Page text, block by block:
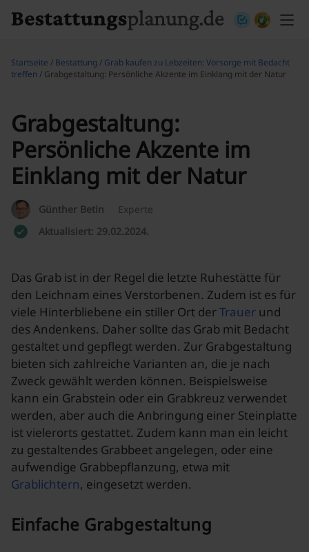
Startseite / Bestattung / Grab kaufen zu Lebzeiten: Vorsorge mit Bedacht
treffen / Grabgestaltung: Persönliche Akzente im Einklang mit der Natur
Grabgestaltung:
Persönliche Akzente im
Einklang mit der Natur
Günther Betin
Experte
Aktualisiert: 29.02.2024.
Das Grab ist in der Regel die letzte Ruhestätte für
den Leichnam eines Verstorbenen. Zudem ist es für
viele Hinterbliebene ein stiller Ort derTrauer und
des Andenkens. Daher sollte das Grab mit Bedacht
gestaltet und gepflegt werden. Zur Grabgestaltung
bieten sich zahlreiche Varianten an, die je nach
Zweck gewählt werden können. Beispielsweise
kann ein Grabstein oder ein Grabkreuz verwendet
werden, aber auch die Anbringung einer Steinplatte
ist vielerorts gestattet. Zudem kann man ein leicht
zu gestaltendes Grabbeet angelegen, oder eine
aufwendige Grabbepflanzung, etwa mit
Grablichtern, eingesetzt werden.
Einfache Grabgestaltung